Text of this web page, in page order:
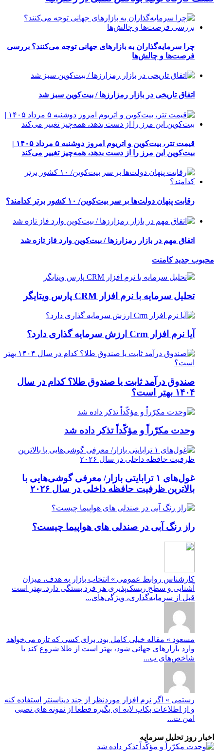
چرا سرمایه‌گذاران به بازارهای جهانی توجه می‌کنند؟ بررسی
فرصت‌ها و چالش‌ها
اتفاق تاریخی در بازار رمزارزها / بیت‌کوین سبز شد
قیمت تتر، بیت‌کوین و اتریوم امروز دوشنبه ۵ مرداد ۱۴۰۵ |
بیت‌کوین این مرز را از دست بدهد، همه‌چیز تغییر می‌کند
رقابت پنهان دولت‌ها بر سر بیت‌کوین/ ۱۰ کشور برتر کدامند؟
اتفاق مهم در بازار رمزارزها / بیت‌کوین وارد فاز تازه شد
محبوب جدیدکامنت
تحلیل سرمایه با نرم افزار CRM پارس ویتایگر
آیا نرم افزار Crm ارزش سرمایه گذاری دارد؟
صندوق درآمد ثابت یا صندوق طلا؟ کدام در سال
۱۴۰۴ بهتر است؟
وحدت مکرّراً و مؤکّداً تذکر داده شد
غول‌های ۱ ترابایتی بازار/ معرفی گوشی‌هایی با
بالاترین ظرفیت حافظه داخلی در سال ۲۰۲۶
راز رنگ آبی در صندلی های هواپیما چیست؟
کارشناس روابط عمومی » انتخاب بازار به هدف، میزان
آشنایی و سطح ریسک‌پذیری هر فرد بستگی دارد. بهتر است
قبل از سرمایه‌گذاری، ویژگی‌های...
مسعود » مقاله خیلی کامل بود. برای کسی که تازه می‌خواهد
وارد بازارهای جهانی شود، بهتر است از طلا شروع کند یا
شاخص‌های ب...
رستمی » اگر نرم افزار موردنظر از چند دیتاسنتر استفاده کنه
و از اطلاعات بکاپ لایه ای بگیره قطعا از نمونه های نصبی
امن ت...
اخبار روز تحلیل سرمایه